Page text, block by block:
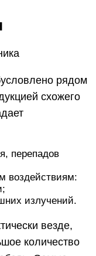
рядом
схожего
перепадов
воздействиям:
излучений.
везде,
количество